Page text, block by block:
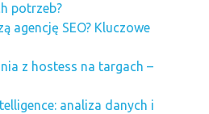
potrzeb?
agencję SEO? Kluczowe
z hostess na targach –
analiza danych i